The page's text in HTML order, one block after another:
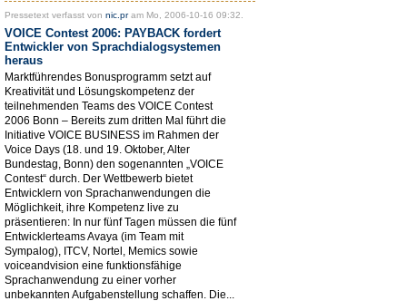
Pressetext verfasst von nic.pram Mo, 2006-10-16 09:32.
VOICE Contest 2006: PAYBACK fordert
Entwickler von Sprachdialogsystemen
heraus
Marktführendes Bonusprogramm setzt auf
Kreativität und Lösungskompetenz der
teilnehmenden Teams des VOICE Contest
2006 Bonn – Bereits zum dritten Mal führt die
Initiative VOICE BUSINESS im Rahmen der
Voice Days (18. und 19. Oktober, Alter
Bundestag, Bonn) den sogenannten „VOICE
Contest“ durch. Der Wettbewerb bietet
Entwicklern von Sprachanwendungen die
Möglichkeit, ihre Kompetenz live zu
präsentieren: In nur fünf Tagen müssen die fünf
Entwicklerteams Avaya (im Team mit
Sympalog), ITCV, Nortel, Memics sowie
voiceandvision eine funktionsfähige
Sprachanwendung zu einer vorher
unbekannten Aufgabenstellung schaffen. Die...